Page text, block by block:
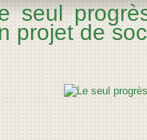
seul
projet de